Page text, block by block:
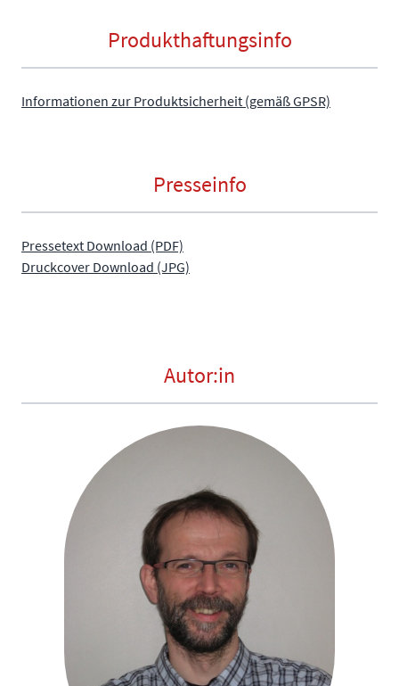
Produkthaftungsinfo
Informationen zur Produktsicherheit (gemäß GPSR)
Presseinfo
Pressetext Download (PDF)
Druckcover Download (JPG)
Autor:in